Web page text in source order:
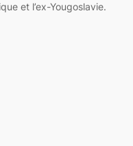
et l’ex-Yougoslavie.